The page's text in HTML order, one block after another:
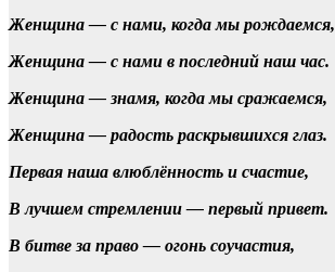
Женщина — с нами, когда мы рождаемся,
Женщина — с нами в последний наш час.
Женщина — знамя, когда мы сражаемся,
Женщина — радость раскрывшихся глаз.
Первая наша влюблённость и счастие,
В лучшем стремлении — первый привет.
В битве за право — огонь соучастия,